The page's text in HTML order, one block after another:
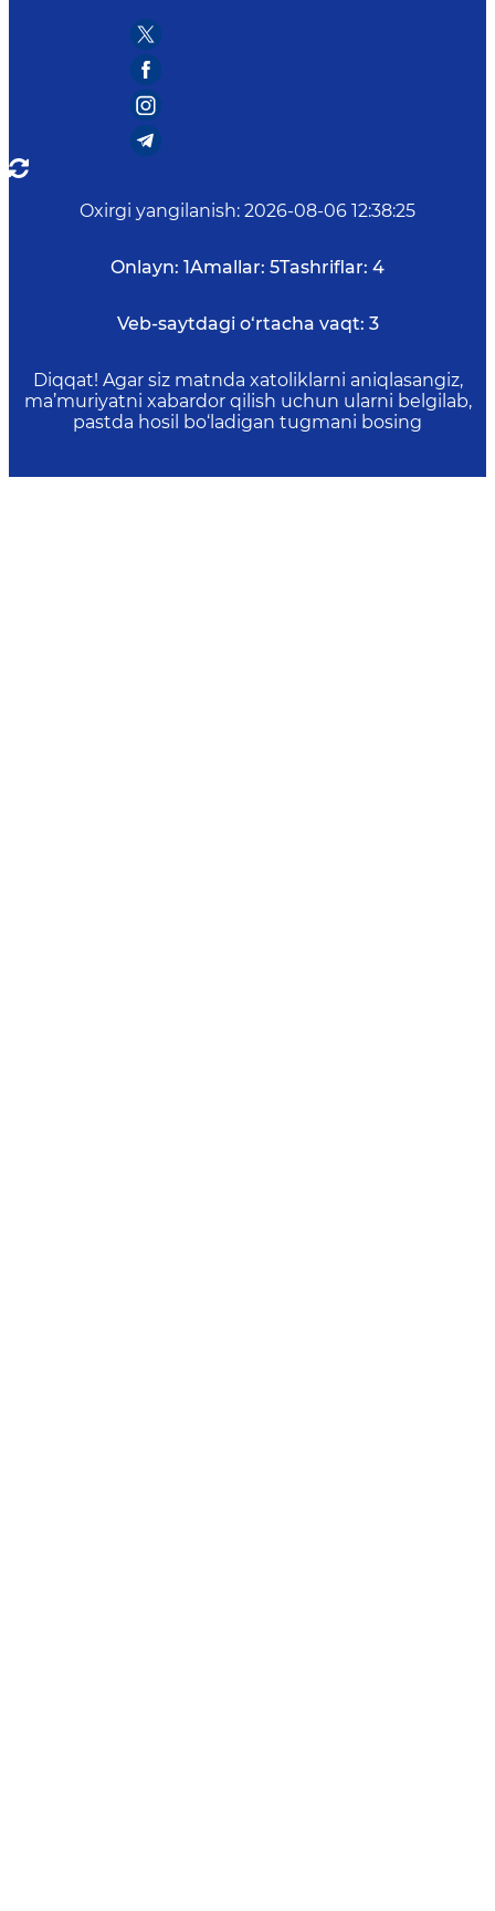
Oxirgi yangilanish: 2026-08-06 12:38:25
Onlayn: 1Amallar: 5Tashriflar: 4
Veb-saytdagi o‘rtacha vaqt: 3
Diqqat! Agar siz matnda xatoliklarni aniqlasangiz,
ma’muriyatni xabardor qilish uchun ularni belgilab,
pastda hosil bo‘ladigan tugmani bosing